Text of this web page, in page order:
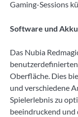
Gaming-Sessions
Software und
Das Nubia
Oberfläche. Dies
und verschiedene
Spielerlebnis zu
beeindruckend